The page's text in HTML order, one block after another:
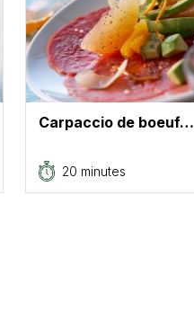
Carpaccio de boeuf…
20 minutes